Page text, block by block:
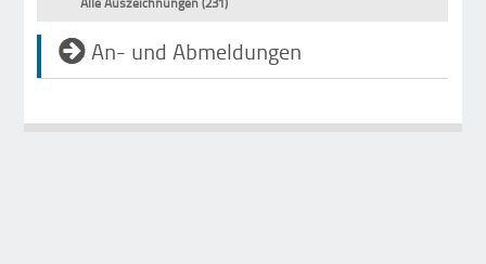
An- und Abmeldungen